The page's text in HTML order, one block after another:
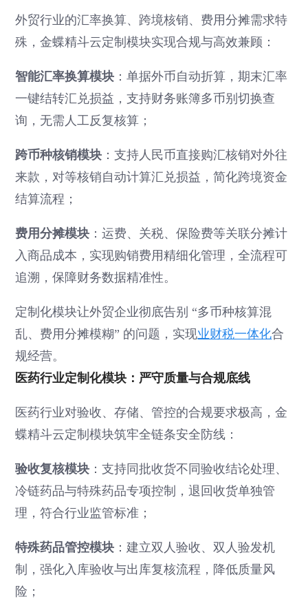
外贸行业的汇率换算、跨境核销、费用分摊需求特
殊，金蝶精斗云定制模块实现合规与高效兼顾：
智能汇率换算模块 ：单据外币自动折算，期末汇率
一键结转汇兑损益，支持财务账簿多币别切换查
询，无需人工反复核算；
跨币种核销模块 ：支持人民币直接购汇核销对外往
来款，对等核销自动计算汇兑损益，简化跨境资金
结算流程；
费用分摊模块 ：运费、关税、保险费等关联分摊计
入商品成本，实现购销费用精细化管理，全流程可
追溯，保障财务数据精准性。
定制化模块让外贸企业彻底告别 “多币种核算混
乱、费用分摊模糊” 的问题，实现业财税一体化合
规经营。
医药行业定制化模块：严守质量与合规底线
医药行业对验收、存储、管控的合规要求极高，金
蝶精斗云定制模块筑牢全链条安全防线：
验收复核模块 ：支持同批收货不同验收结论处理、
冷链药品与特殊药品专项控制，退回收货单独管
理，符合行业监管标准；
特殊药品管控模块 ：建立双人验收、双人验发机
制，强化入库验收与出库复核流程，降低质量风
险；